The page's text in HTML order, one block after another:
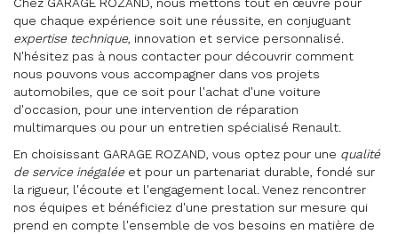
que chaque expérience soit une réussite, en conjuguant
expertise technique, innovation et service personnalisé.
N'hésitez pas à nous contacter pour découvrir comment
nous pouvons vous accompagner dans vos projets
automobiles, que ce soit pour l'achat d'une voiture
d'occasion, pour une intervention de réparation
multimarques ou pour un entretien spécialisé Renault.
En choisissant GARAGE ROZAND, vous optez pour une qualité
de service inégaléeet pour un partenariat durable, fondé sur
la rigueur, l'écoute et l'engagement local. Venez rencontrer
nos équipes et bénéficiez d'une prestation sur mesure qui
prend en compte l'ensemble de vos besoins en matière de